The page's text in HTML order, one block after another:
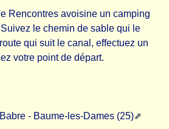
Rencontres avoisine un camping
le chemin de sable qui le
qui suit le canal, effectuez un
votre point de départ.
- Baume-les-Dames (25)